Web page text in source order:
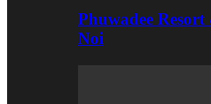
Phuwadee
Noi